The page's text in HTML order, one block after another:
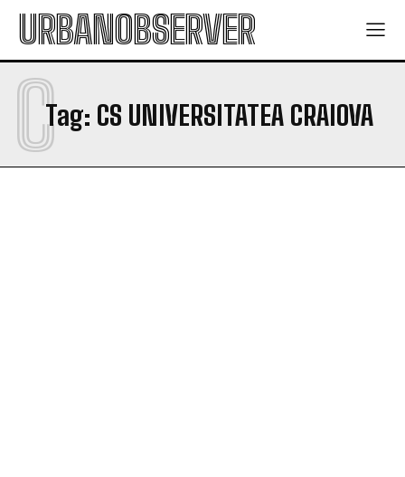
URBANOBSERVER
Tag: CS UNIVERSITATEA CRAIOVA
C